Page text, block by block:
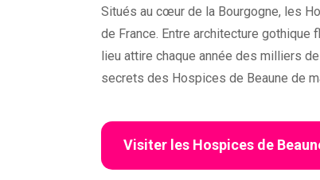
Situés au cœur de la Bourgogne, les
de France. Entre architecture
lieu attire chaque année des milliers
secrets des Hospices de Beaune de
Visiter les Hospices de